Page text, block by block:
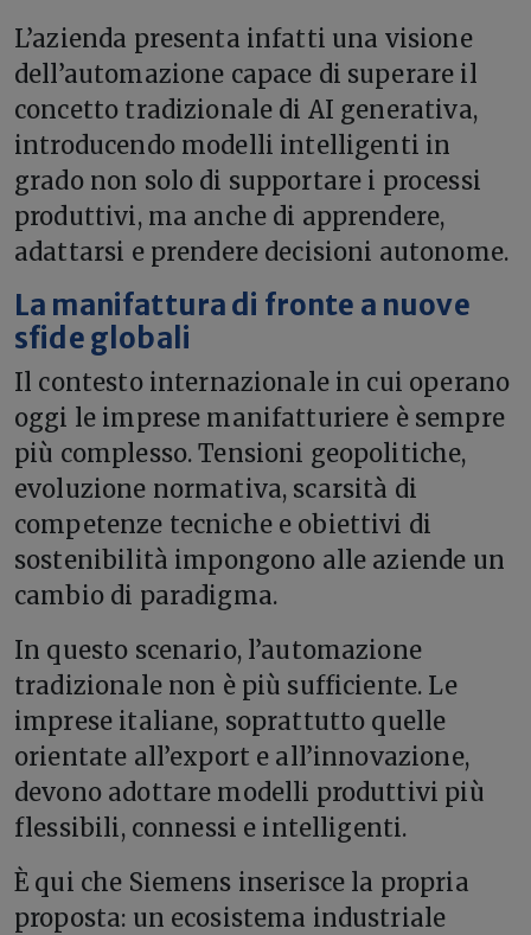
L’azienda presenta infatti una visione
dell’automazione capace di superare il
concetto tradizionale di AI generativa,
introducendo modelli intelligenti in
grado non solo di supportare i processi
produttivi, ma anche di apprendere,
adattarsi e prendere decisioni autonome.
La manifattura di fronte a nuove
sfide globali
Il contesto internazionale in cui operano
oggi le imprese manifatturiere è sempre
più complesso. Tensioni geopolitiche,
evoluzione normativa, scarsità di
competenze tecniche e obiettivi di
sostenibilità impongono alle aziende un
cambio di paradigma.
In questo scenario, l’automazione
tradizionale non è più sufficiente. Le
imprese italiane, soprattutto quelle
orientate all’export e all’innovazione,
devono adottare modelli produttivi più
flessibili, connessi e intelligenti.
È qui che Siemens inserisce la propria
proposta: un ecosistema industriale